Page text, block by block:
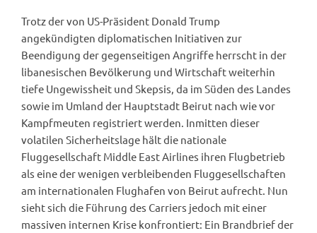
Trotz der von US-Präsident Donald Trump
angekündigten diplomatischen Initiativen zur
Beendigung der gegenseitigen Angriffe herrscht in der
libanesischen Bevölkerung und Wirtschaft weiterhin
tiefe Ungewissheit und Skepsis, da im Süden des Landes
sowie im Umland der Hauptstadt Beirut nach wie vor
Kampfmeuten registriert werden. Inmitten dieser
volatilen Sicherheitslage hält die nationale
Fluggesellschaft Middle East Airlines ihren Flugbetrieb
als eine der wenigen verbleibenden Fluggesellschaften
am internationalen Flughafen von Beirut aufrecht. Nun
sieht sich die Führung des Carriers jedoch mit einer
massiven internen Krise konfrontiert: Ein Brandbrief der